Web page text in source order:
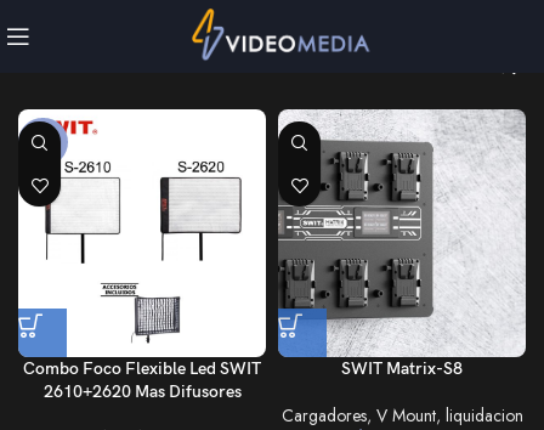
-38%
Combo Foco Flexible Led SWIT
2610+2620 Mas Difusores
SWIT Matrix-S8
Cargadores, V Mount, liquidacion